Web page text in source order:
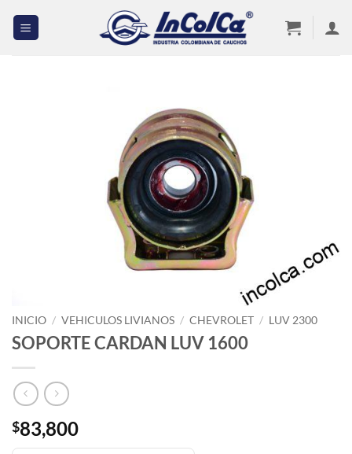
INICIO / VEHICULOS LIVIANOS / CHEVROLET / LUV 2300
SOPORTE CARDAN LUV 1600
$83,800